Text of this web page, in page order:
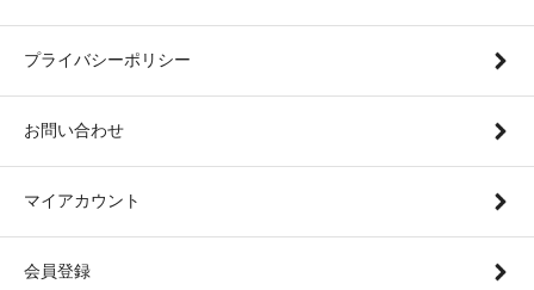
プライバシーポリシー
お問い合わせ
マイアカウント
会員登録